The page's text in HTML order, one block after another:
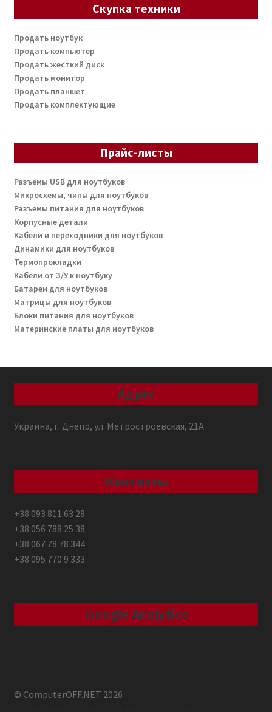
Скупка техники
Продать ноутбук
Продать компьютер
Продать жесткий диск
Продать монитор
Продать планшет
Продать комплектующие
Прайс-листы
Разъемы USB для ноутбуков
Микросхемы, чипы для ноутбуков
Разъемы питания для ноутбуков
Корпусные детали
Кабели и переходники для ноутбуков
Динамики для ноутбуков
Термопрокладки
Кабели от З/У к ноутбуку
Батареи для ноутбуков
Матрицы для ноутбуков
Блоки питания для ноутбуков
Материнские платы для ноутбуков
Адрес
Украина, г. Днепр, ул. Метростроевская, 21А
Контакты
+38 093 811 63 28
+38 056 788 25 38
+38 067 78 78 344
+38 095 770 9 333
Google Analytics
© ComputerOFF.NET 2026